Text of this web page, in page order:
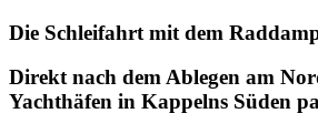
Die Schleifahrt mit dem
Direkt nach dem Ablegen am
Yachthäfen in Kappelns Süden